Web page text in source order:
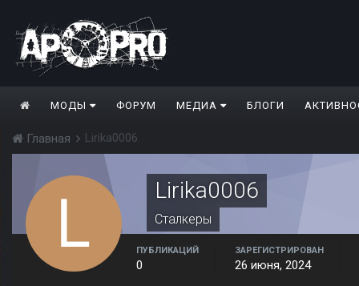
МОДЫ ФОРУМ МЕДИА БЛОГИ
Главная Lirika0006
Lirika0006
Сталкеры
ПУБЛИКАЦИЙ
0
ЗАРЕГИСТРИРОВАН
26 июня, 2024